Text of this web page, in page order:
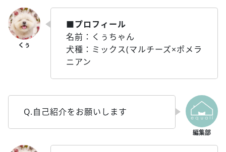
■プロフィール
名前：くぅちゃん
犬種：ミックス(マルチーズ×ポメラ
ニアン
Q.自己紹介をお願いします